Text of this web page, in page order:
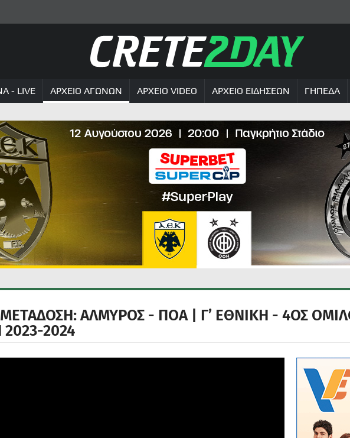
- LIVE ΑΡΧΕΙΟ ΑΓΩΝΩΝ ΑΡΧΕΙΟ VIDEO ΑΡΧΕΙΟ ΕΙΔΗΣΕΩΝ ΓΗΠΕΔΑ
ΑΛΜΥΡΟΣ - ΠΟΑ | Γ’ ΕΘΝΙΚΗ - 4ΟΣ
2023-2024